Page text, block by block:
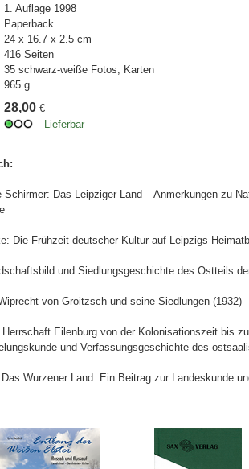
1. Auflage 1998
Paperback
24 x 16.7 x 2.5 cm
416 Seiten
35 schwarz-weiße Fotos, Karten
965 g
28,00 €
Lieferbar
Schirmer: Das Leipziger Land – Anmerkungen zu
Die Frühzeit deutscher Kultur auf Leipzigs
und Siedlungsgeschichte des Ostteils
von Groitzsch und seine Siedlungen (1932)
Eilenburg von der Kolonisationszeit bis
und Verfassungsgeschichte des
Wurzener Land. Ein Beitrag zur Landeskunde